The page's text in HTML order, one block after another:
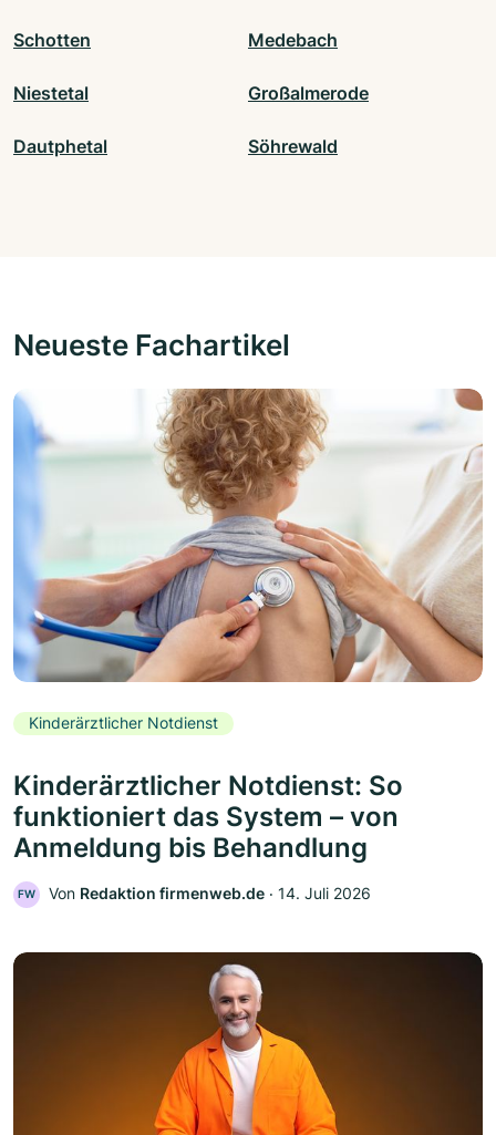
Schotten Medebach
Niestetal Großalmerode
Dautphetal Söhrewald
Neueste Fachartikel
Kinderärztlicher Notdienst
Kinderärztlicher Notdienst: So
funktioniert das System – von
Anmeldung bis Behandlung
FW Von Redaktion firmenweb.de ‧ 14. Juli 2026